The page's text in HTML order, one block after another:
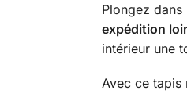
Plongez dans
expédition
intérieur une
Avec ce tapis